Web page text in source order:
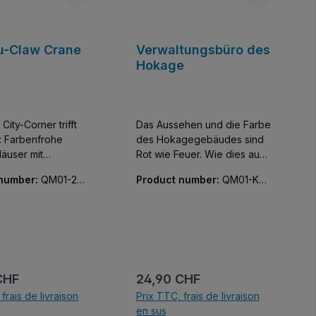
Claw Crane
Corner trifft
Farbenfrohe
mit
vier Gebäude der
kombiniert
Besuche
seinem
QM01-202
:
de livraison
Verwaltungsbüro des
Hokage
Das Aussehen und die Farbe
des Hokagegebäudes sind
Rot wie Feuer. Wie dies auch
sagt. Die kleinen (ca. 400
keine Aufkleber. Einfach ein
geniales Set, nicht nur für
Fans der Serie. Alle Teile
Product number: QM01-K20
Prix régulier :
24,90 CHF
Prix TTC, frais de livraison
en sus